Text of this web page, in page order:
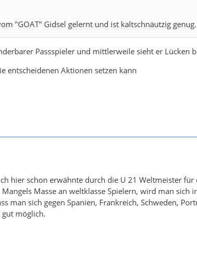
"GOAT" Gidsel gelernt und ist kaltschnäutzig
Passspieler und mittlerweile sieht er Lücken
entscheidenen Aktionen setzen kann
hier schon erwähnte durch die U 21 Weltmeister
Masse an weltklasse Spielern, wird man sich
man sich gegen Spanien, Frankreich, Schweden,
möglich.